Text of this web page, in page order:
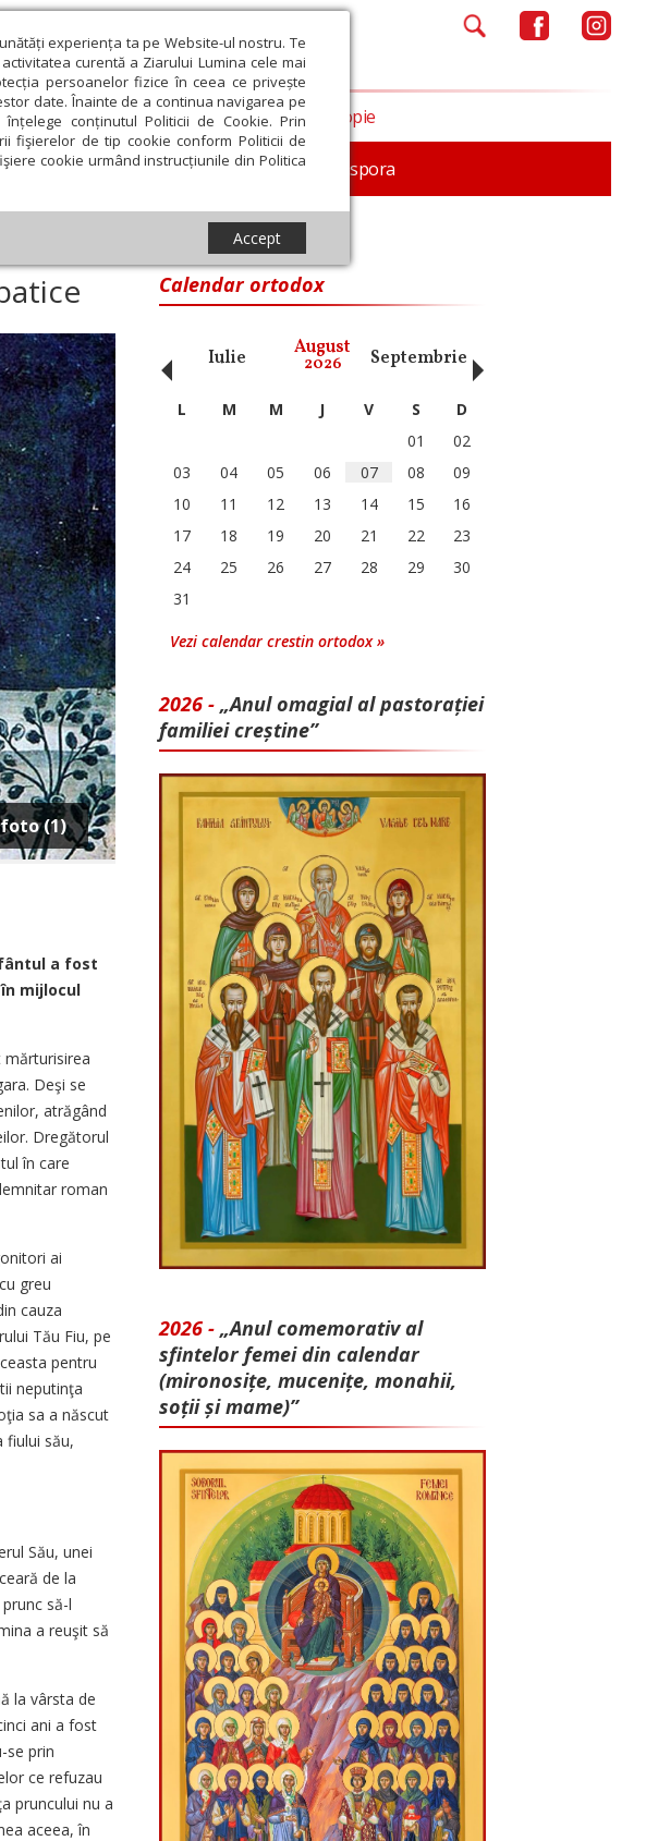
experiența ta pe Website-ul nostru. Te
curentă a Ziarului Lumina cele mai
persoanelor fizice în ceea ce privește
date. Înainte de a continua navigarea pe
conținutul Politicii de Cookie. Prin
fişierelor de tip cookie conform Politicii de
cookie urmând instrucțiunile din Politica
Accept
Documentar In memoriam Diaspora
Societate Opinii Filantropie
(1)
a fost
mijlocul
mărturisirea
Deşi se
atrăgând
Dregătorul
în care
roman
ai
greu
cauza
Tău Fiu, pe
pentru
neputinţa
sa a născut
fiului său,
Său, unei
de la
să-l
a reuşit să
la vârsta de
ani a fost
se prin
ce refuzau
pruncului nu a
aceea, în
Calendar ortodox
Mai Iunie Iulie August
2026 Septembrie Octombrie
‹ L M M J V S
D
01
02
03
04 05 06 07 08
09
10
11 12 13 14 15
16
17
18 19 20 21 22
23
24
25 26 27 28 29
30
31
Vezi calendar crestin ortodox »
2026 - „Anul omagial al pastorației
familiei creștine”
2026 - „Anul comemorativ al
sfintelor femei din calendar
(mironosițe, mu­cenițe, monahii,
soții și mame)”